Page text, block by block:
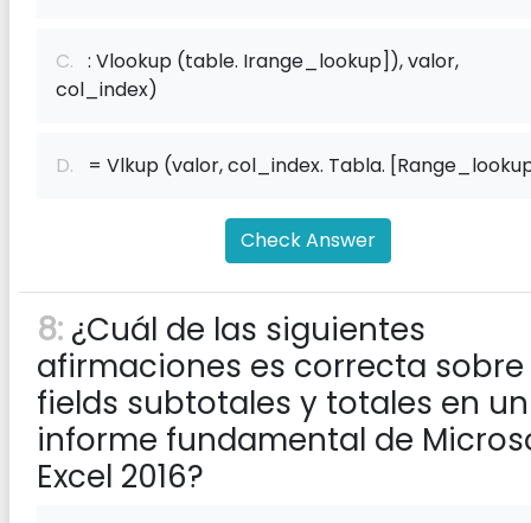
C. : Vlookup (table. Irange_lookup]), valor,
col_index)
D. = Vlkup (valor, col_index. Tabla.
Check Answer
8: ¿Cuál de las siguientes
afirmaciones es correcta sobre
f‌ields subtotales y totales en un
informe fundamental de
Excel 2016?